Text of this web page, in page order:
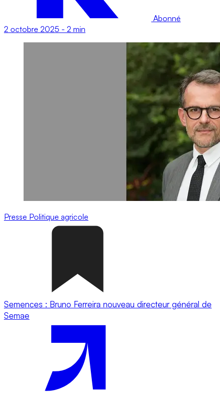
Abonné
2 octobre 2025 - 2 min
Presse Politique agricole
Semences : Bruno Ferreira nouveau directeur général de
Semae